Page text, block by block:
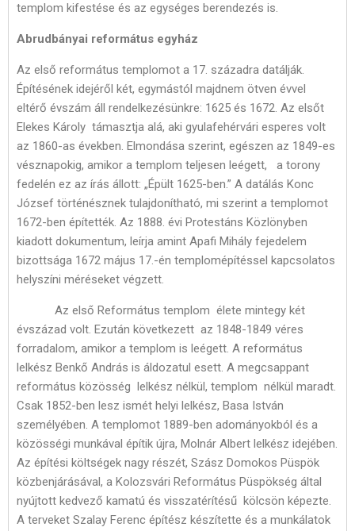
templom kifestése és az egységes berendezés is.
Abrudbányai református egyház
Az első református templomot a 17. századra datálják.
Építésének idejéről két, egymástól majdnem ötven évvel
eltérő évszám áll rendelkezésünkre: 1625 és 1672. Az elsőt
Elekes Károly támasztja alá, aki gyulafehérvári esperes volt
az 1860-as években. Elmondása szerint, egészen az 1849-es
vésznapokig, amikor a templom teljesen leégett, a torony
fedelén ez az írás állott: „Épült 1625-ben.” A datálás Konc
József történésznek tulajdonítható, mi szerint a templomot
1672-ben építették. Az 1888. évi Protestáns Közlönyben
kiadott dokumentum, leírja amint Apafi Mihály fejedelem
bizottsága 1672 május 17.-én templomépítéssel kapcsolatos
helyszíni méréseket végzett.
Az első Református templom élete mintegy két
évszázad volt. Ezután következett az 1848-1849 véres
forradalom, amikor a templom is leégett. A református
lelkész Benkő András is áldozatul esett. A megcsappant
református közösség lelkész nélkül, templom nélkül maradt.
Csak 1852-ben lesz ismét helyi lelkész, Basa István
személyében. A templomot 1889-ben adományokból és a
közösségi munkával építik újra, Molnár Albert lelkész idejében.
Az építési költségek nagy részét, Szász Domokos Püspök
közbenjárásával, a Kolozsvári Református Püspökség által
nyújtott kedvező kamatú és visszatérítésű kölcsön képezte.
A terveket Szalay Ferenc építész készítette és a munkálatok